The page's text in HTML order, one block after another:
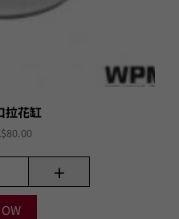
拉花缸
80.00
+